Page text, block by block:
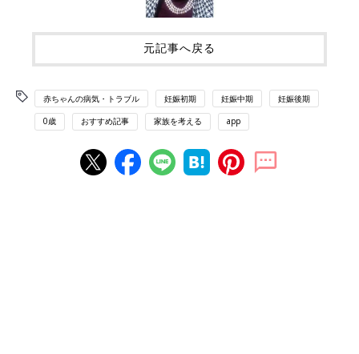
元記事へ戻る
赤ちゃんの病気・トラブル 妊娠初期 妊娠中期 妊娠後期
0歳 おすすめ記事 家族を考える app